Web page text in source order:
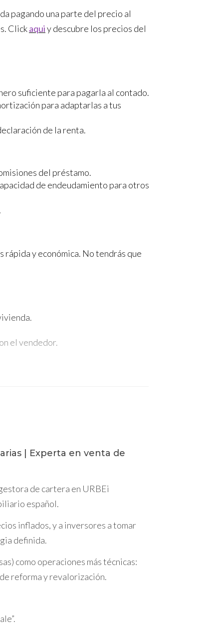
pagando una parte del precio al
Clickaquiy descubre los precios del
suficiente para pagarla al contado.
para adaptarlas a tus
de la renta.
del préstamo.
de endeudamiento para otros
rápida y económica. No tendrás que
el vendedor.
oportunidad de invertir en otros activos
Si tienes suficiente dinero ahorrado y
para comprar la vivienda, la hipoteca
un agente inmobiliario
financiera para tu
| Experta en venta de
de cartera en URBEi
español.
inflados, y a inversores a tomar
definida.
como operaciones más técnicas:
reforma y revalorización.